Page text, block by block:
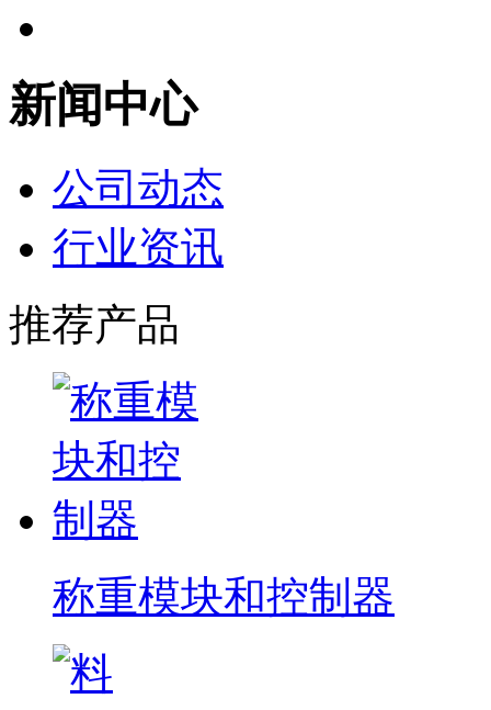
新闻中心
公司动态
行业资讯
推荐产品
称重模块和控制器